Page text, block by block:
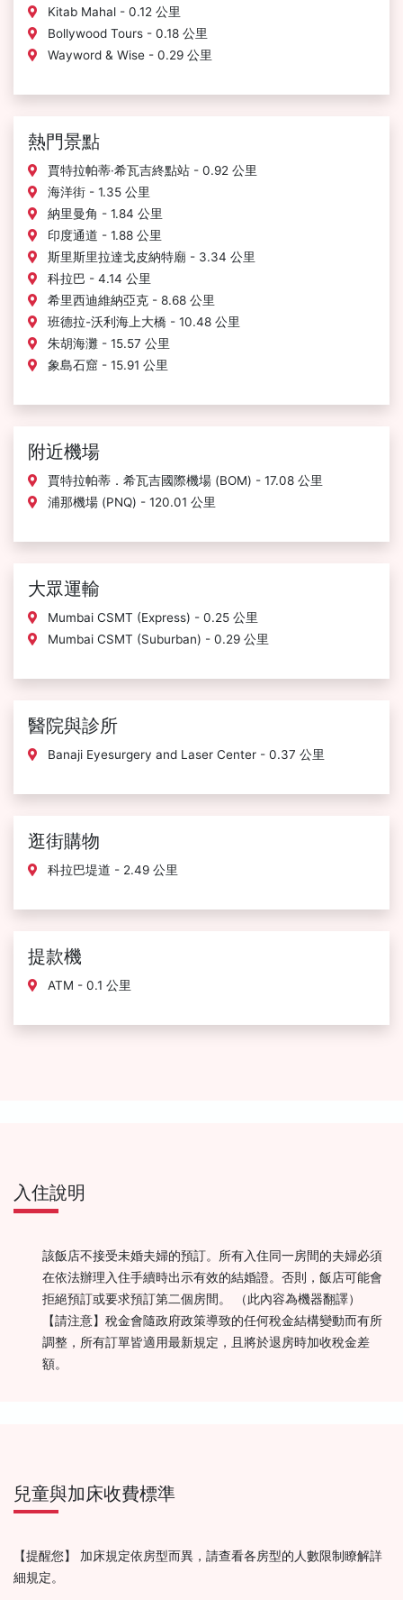
Kitab Mahal - 0.12 公里
Bollywood Tours - 0.18 公里
Wayword & Wise - 0.29 公里
熱門景點
賈特拉帕蒂·希瓦吉終點站 - 0.92 公里
海洋街 - 1.35 公里
納里曼角 - 1.84 公里
印度通道 - 1.88 公里
斯里斯里拉達戈皮納特廟 - 3.34 公里
科拉巴 - 4.14 公里
希里西迪維納亞克 - 8.68 公里
班德拉-沃利海上大橋 - 10.48 公里
朱胡海灘 - 15.57 公里
象島石窟 - 15.91 公里
附近機場
賈特拉帕蒂．希瓦吉國際機場 (BOM) - 17.08 公里
浦那機場 (PNQ) - 120.01 公里
大眾運輸
Mumbai CSMT (Express) - 0.25 公里
Mumbai CSMT (Suburban) - 0.29 公里
醫院與診所
Banaji Eyesurgery and Laser Center - 0.37 公里
逛街購物
科拉巴堤道 - 2.49 公里
提款機
ATM - 0.1 公里
入住說明
該飯店不接受未婚夫婦的預訂。所有入住同一房間的夫婦必須
在依法辦理入住手續時出示有效的結婚證。否則，飯店可能會
拒絕預訂或要求預訂第二個房間。 （此內容為機器翻譯）
【請注意】稅金會隨政府政策導致的任何稅金結構變動而有所
調整，所有訂單皆適用最新規定，且將於退房時加收稅金差
額。
兒童與加床收費標準
【提醒您】 加床規定依房型而異，請查看各房型的人數限制瞭解詳
細規定。